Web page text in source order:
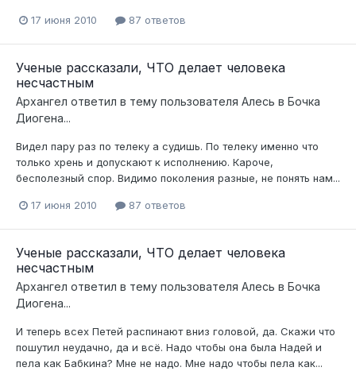
17 июня 2010 87 ответов
Ученые рассказали, ЧТО делает человека
несчастным
Архангел ответил в тему пользователя Алесь в Бочка
Диогена...
Видел пару раз по телеку а судишь. По телеку именно что
только хрень и допускают к исполнению. Кароче,
бесполезный спор. Видимо поколения разные, не понять нам...
17 июня 2010 87 ответов
Ученые рассказали, ЧТО делает человека
несчастным
Архангел ответил в тему пользователя Алесь в Бочка
Диогена...
И теперь всех Петей распинают вниз головой, да. Скажи что
пошутил неудачно, да и всё. Надо чтобы она была Надей и
пела как Бабкина? Мне не надо. Мне надо чтобы пела как...